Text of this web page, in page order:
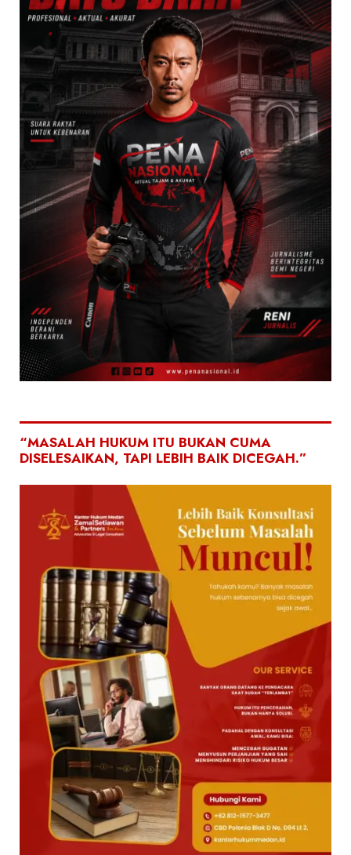
“MASALAH HUKUM ITU BUKAN CUMA
DISELESAIKAN, TAPI LEBIH BAIK DICEGAH.”